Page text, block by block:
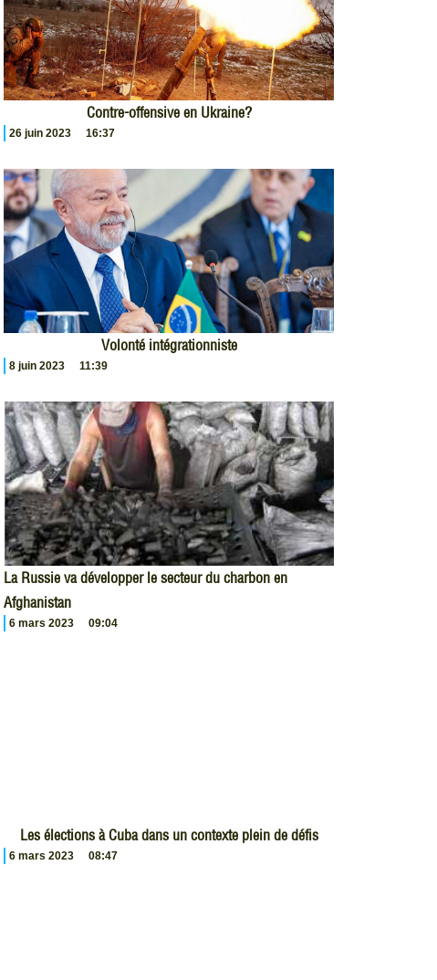
Contre-offensive en Ukraine?
26 juin 2023 16:37
Volonté intégrationniste
8 juin 2023 11:39
La Russie va développer le secteur du charbon en
Afghanistan
6 mars 2023 09:04
Les élections à Cuba dans un contexte plein de défis
6 mars 2023 08:47